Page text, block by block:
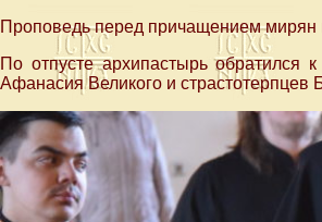
Проповедь перед причащением мирян
По отпусте архипастырь обратился
Афанасия Великого и страстотерпцев